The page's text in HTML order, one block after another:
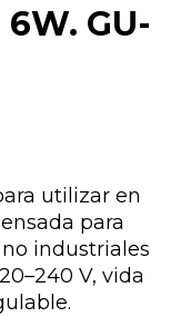
GU-
utilizar en
para
industriales
V, vida